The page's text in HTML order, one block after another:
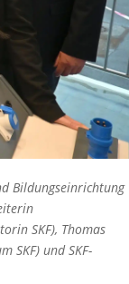
Bildungseinrichtung
SKF), Thomas
SKF) und SKF-